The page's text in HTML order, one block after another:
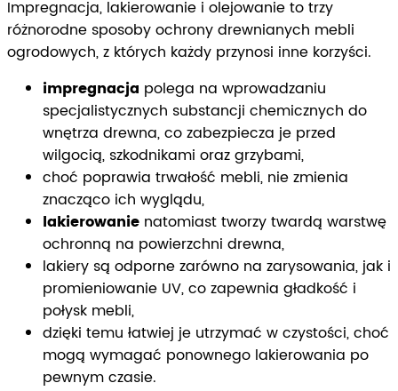
Impregnacja, lakierowanie i olejowanie to trzy
różnorodne sposoby ochrony drewnianych mebli
ogrodowych, z których każdy przynosi inne korzyści.
impregnacja polega na wprowadzaniu
specjalistycznych substancji chemicznych do
wnętrza drewna, co zabezpiecza je przed
wilgocią, szkodnikami oraz grzybami,
choć poprawia trwałość mebli, nie zmienia
znacząco ich wyglądu,
lakierowanie natomiast tworzy twardą warstwę
ochronną na powierzchni drewna,
lakiery są odporne zarówno na zarysowania, jak i
promieniowanie UV, co zapewnia gładkość i
połysk mebli,
dzięki temu łatwiej je utrzymać w czystości, choć
mogą wymagać ponownego lakierowania po
pewnym czasie.